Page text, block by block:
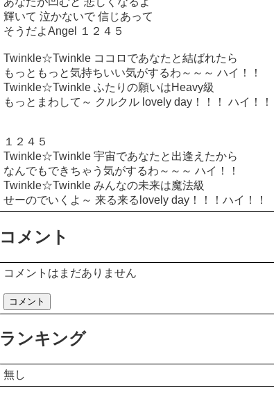
輝いて 泣かないで 信じあって
そうだよAngel １２４５
Twinkle☆Twinkle ココロであなたと結ばれたら
もっともっと気持ちいい気がするわ～～～ ハイ！！
Twinkle☆Twinkle ふたりの願いはHeavy級
もっとまわして～ クルクル lovely day！！！ ハイ！！
１２４５
Twinkle☆Twinkle 宇宙であなたと出逢えたから
なんでもできちゃう気がするわ～～～ ハイ！！
Twinkle☆Twinkle みんなの未来は魔法級
せーのでいくよ～ 来る来るlovely day！！！ハイ！！
コメント
コメントはまだありません
ランキング
無し